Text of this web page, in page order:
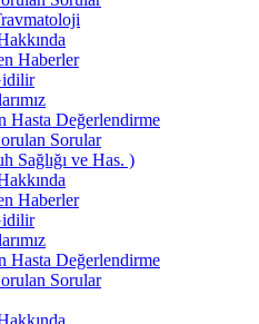
Haberler
Hasta Değerlendirme
Sorular
Sağlığı ve Has. )
Haberler
Hasta Değerlendirme
Sorular